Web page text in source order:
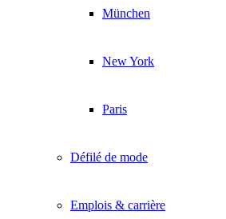
München
New York
Paris
Défilé de mode
Emplois & carrière